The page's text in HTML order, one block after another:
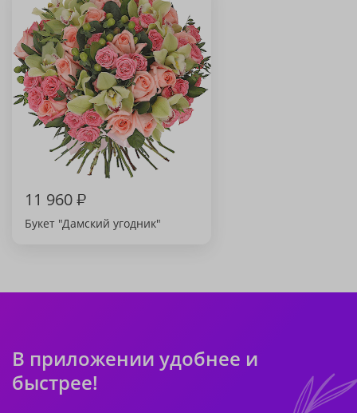
11 960₽
Букет "Дамский угодник"
В приложении удобнее и
быстрее!